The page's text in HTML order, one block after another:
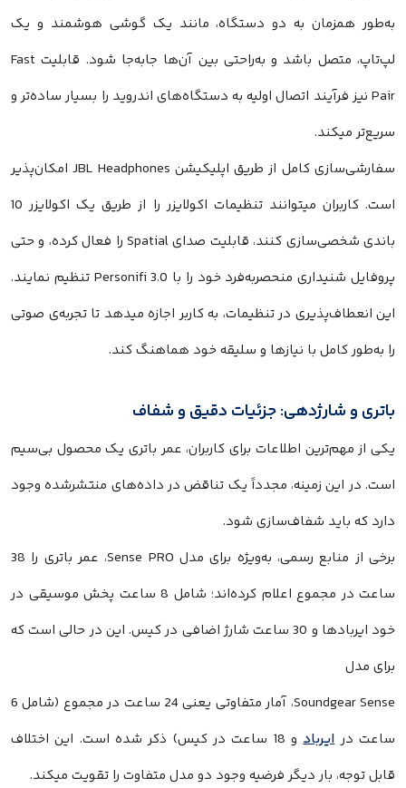
به‌طور همزمان به دو دستگاه، مانند یک گوشی هوشمند و یک
لپ‌تاپ، متصل باشد و به‌راحتی بین آن‌ها جابه‌جا شود. قابلیت Fast
Pair نیز فرآیند اتصال اولیه به دستگاه‌های اندروید را بسیار ساده‌تر و
سریع‌تر میکند.
سفارشی‌سازی کامل از طریق اپلیکیشن JBL Headphones امکان‌پذیر
است. کاربران میتوانند تنظیمات اکولایزر را از طریق یک اکولایزر 10
باندی شخصی‌سازی کنند، قابلیت صدای Spatial را فعال کرده، و حتی
پروفایل شنیداری منحصربه‌فرد خود را با Personifi 3.0 تنظیم نمایند.
این انعطاف‌پذیری در تنظیمات، به کاربر اجازه میدهد تا تجربه‌ی صوتی
را به‌طور کامل با نیازها و سلیقه خود هماهنگ کند.
باتری و شارژدهی: جزئیات دقیق و شفاف
یکی از مهم‌ترین اطلاعات برای کاربران، عمر باتری یک محصول بی‌سیم
است. در این زمینه، مجدداً یک تناقض در داده‌های منتشرشده وجود
دارد که باید شفاف‌سازی شود.
برخی از منابع رسمی، به‌ویژه برای مدل Sense PRO، عمر باتری را 38
ساعت در مجموع اعلام کرده‌اند؛ شامل 8 ساعت پخش موسیقی در
خود ایربادها و 30 ساعت شارژ اضافی در کیس. این در حالی است که
برای مدل
Soundgear Sense، آمار متفاوتی یعنی 24 ساعت در مجموع (شامل 6
ساعت درایرباد
و 18 ساعت در کیس) ذکر شده است. این اختلاف
قابل توجه، بار دیگر فرضیه وجود دو مدل متفاوت را تقویت میکند.